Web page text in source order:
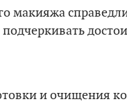
макияжа
и очищения